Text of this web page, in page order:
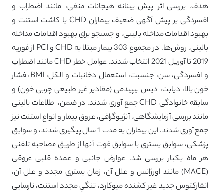
هدف. بررسی اثر پیش بینانه هیجانات منفی، مانند اضطراب و
افسردگی بر پیش آگهی ضعیف بیماران CHD با کاشت استنت و
بهبود اقدامات مداخله بالینی، و جستجو برای بهبود اقدامات مداخله
بالینی. روش‌ها. در مجموع 303 بیمار مبتلا به CHD و PCI از فوریه
2019 تا آوریل 2021 انتخاب شدند. عوامل خطر CHD مانند اضطراب
و افسردگی، سن، جنسیت، استعمال دخانیات و الکل، BMI، فشار
خون بالا، دیابت، دیس لیپیدمی (مقادیر غیر طبیعی چربی خون) و
سابقه خانوادگی CHD جمع آوری شدند. در ضمن، اطلاعات بالینی
مانند بررسی آزمایشگاهی، آنژیوگرافی، عروق بیمار و انواع استنت نیز
جمع آوری شدند. این بیماران به مدت 1 سال پیگیری شدند، و سوابق
پزشکی، سوابق بستری یا سوابق فوت آنها از طریق مصاحبه تلفنی
هر ماه یکبار بررسی شد. عوارض جانبی و عمده قلبی عروقی
(MACE) مانند اورژانس و علل آن، زمان بستری مجدد و علل آن،
انفارکتوس جدید غیر کشنده میوکارد، تنگي مجدد استنت، نارسایی